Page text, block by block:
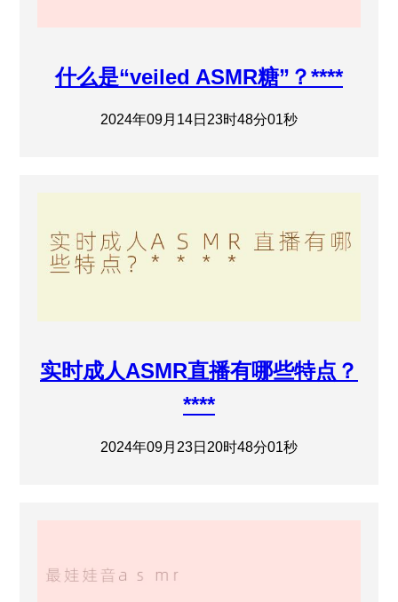
什么是“veiled ASMR糖”？****
2024年09月14日23时48分01秒
实时成人ASMR直播有哪些特点？
****
2024年09月23日20时48分01秒